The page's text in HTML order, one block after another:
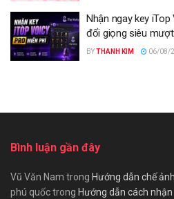
Nhận ngay key
đổi giọng siêu mượt
BYTHANH KIM 06/08/
Bình luận gần đây
Vũ Văn Nam trong Hướng dẫn chế
phú quốctrong Hướng dẫn cách